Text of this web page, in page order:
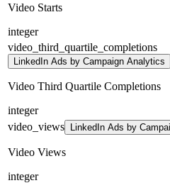
Video Starts
integer
video_third_quartile_completions
LinkedIn Ads by Campaign Analytics
Video Third Quartile Completions
integer
video_views
LinkedIn Ads by
Video Views
integer